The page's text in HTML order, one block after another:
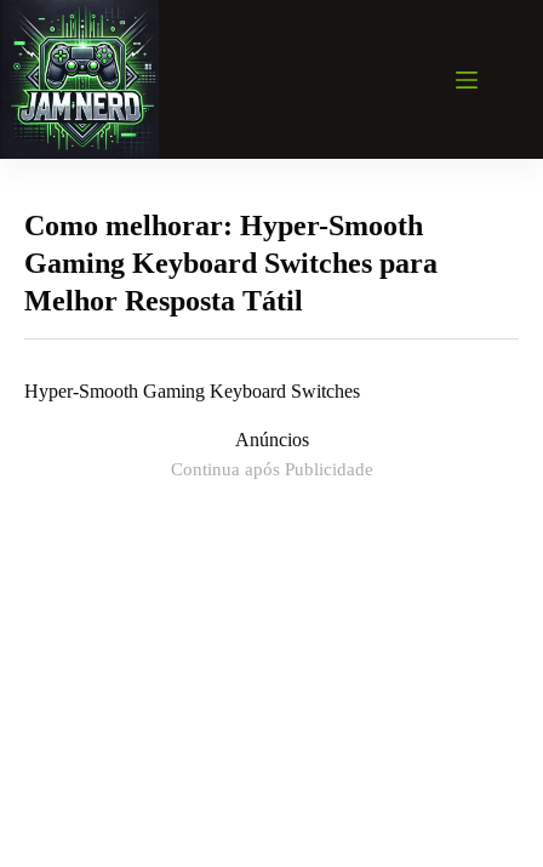
para
conteúdo
Como melhorar: Hyper-Smooth
Gaming Keyboard Switches para
Melhor Resposta Tátil
Hyper-Smooth Gaming Keyboard Switches
Anúncios
Continua após Publicidade